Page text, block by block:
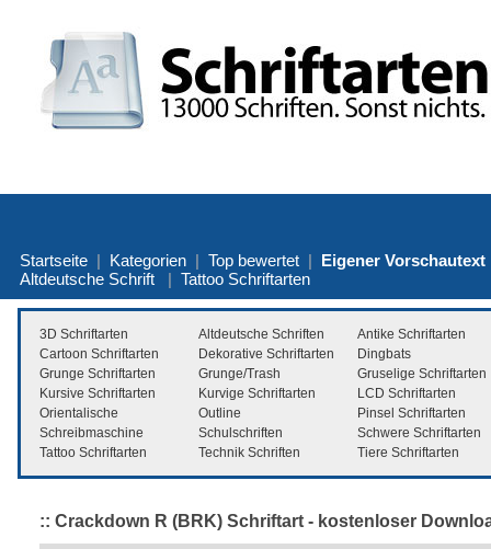
Startseite | Kategorien | Top bewertet | Eigener Vorschautext
Altdeutsche Schrift | Tattoo Schriftarten
3D Schriftarten Altdeutsche Schriften
Antike Schriftarten
Cartoon Schriftarten
Dekorative Schriftarten
Dingbats
Grunge Schriftarten
Grunge/Trash
Gruselige Schriftarten
Kursive Schriftarten
Kurvige Schriftarten
LCD Schriftarten
Orientalische
Outline
Pinsel Schriftarten
Schreibmaschine
Schulschriften
Schwere Schriftarten
Tattoo Schriftarten
Technik Schriften Tiere Schriftarten
:: Crackdown R (BRK) Schriftart - kostenloser